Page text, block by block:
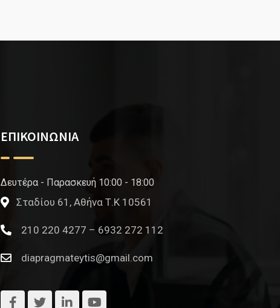
ΕΠΙΚΟΙΝΩΝΙΑ
Δευτέρα - Παρασκευή 10:00 - 18:00
Σταδίου 61, Αθήνα Τ.Κ 10561
210 220 4277 – 6932 272 112
diapragmateytis@gmail.com